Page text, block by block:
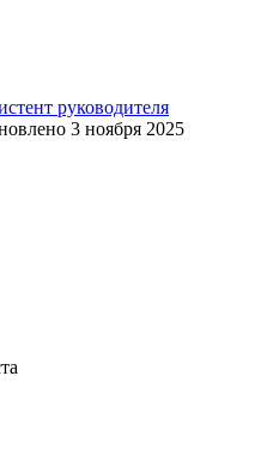
руководителя
3 ноября 2025